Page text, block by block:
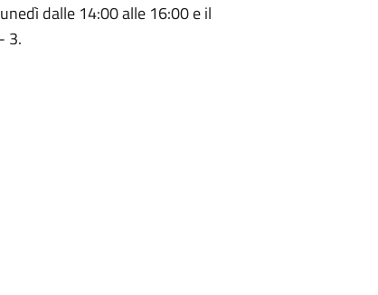
dalle 14:00 alle 16:00 e il
3.